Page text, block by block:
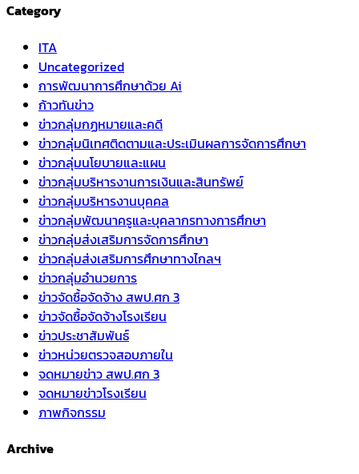
Category
ITA
Uncategorized
การพัฒนาการศึกษาด้วย Ai
ก้าวทันข่าว
ข่าวกลุ่มกฏหมายและคดี
ข่าวกลุ่มนิเทศติดตามและประเมินผลการจัดการศึกษา
ข่าวกลุ่มนโยบายและแผน
ข่าวกลุ่มบริหารงานการเงินและสินทรัพย์
ข่าวกลุ่มบริหารงานบุคคล
ข่าวกลุ่มพัฒนาครูและบุคลากรทางการศึกษา
ข่าวกลุ่มส่งเสริมการจัดการศึกษา
ข่าวกลุ่มส่งเสริมการศึกษาทางไกลฯ
ข่าวกลุ่มอำนวยการ
ข่าวจัดซื้อจัดจ้าง สพป.ศก 3
ข่าวจัดซื้อจัดจ้างโรงเรียน
ข่าวประชาสัมพันธ์
ข่าวหน่วยตรวจสอบภายใน
จดหมายข่าว สพป.ศก 3
จดหมายข่าวโรงเรียน
ภาพกิจกรรม
Archive